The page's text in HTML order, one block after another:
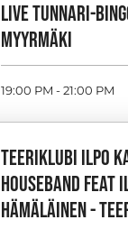
LIVE TUNNARI-
MYYRMÄKI
19:00 PM - 21:00 PM
TEERIKLUBI ILPO
HOUSEBAND FEAT
HÄMÄLÄINEN -